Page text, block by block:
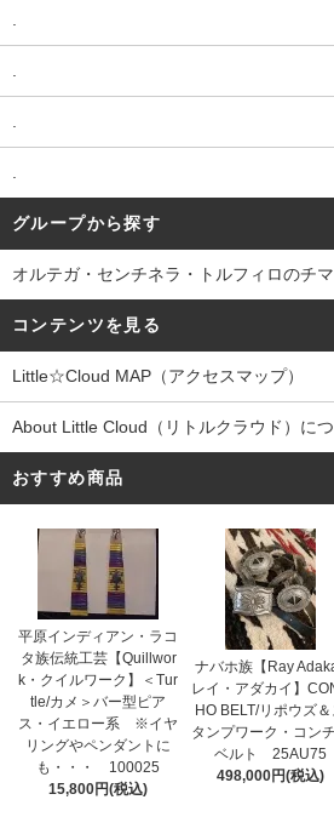
.
.
.
.
グループから探す
オルテガ・センチネラ・トルフィロのチ
コンテンツを見る
Little☆Cloud MAP（アクセスマップ）
About Little Cloud（リトルクラウド）に
おすすめ商品
平原インディアン・ラコ
タ族伝統工芸【Quillwor
k・クイルワーク】＜Tur
tle/カメ＞バー型ピア
ス・イエロー系 ※イヤ
リングやペンダントに
も・・・ 100025
15,800円(税込)
ナバホ族【Ray
レイ・アダカイ】
HO BELT/リポウズ＆
タンプワーク・コン
ベルト 25AU75
498,000円(税込)